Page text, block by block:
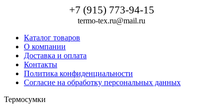
+7 (915) 773-94-15
termo-tex.ru@mail.ru
Каталог товаров
О компании
Доставка и оплата
Контакты
Политика конфиденциальности
Согласие на обработку персональных данных
Термосумки